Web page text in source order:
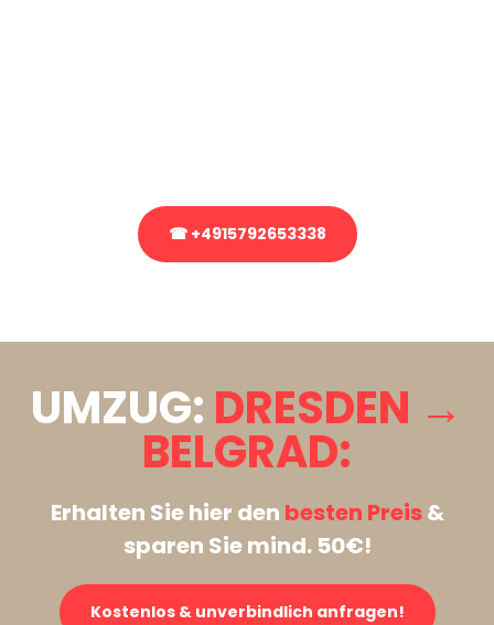
☎ +4915792653338
UMZUG: DRESDEN →
BELGRAD:
Erhalten Sie hier den besten Preis&
sparen Sie mind. 50€!
Kostenlos & unverbindlich anfragen!